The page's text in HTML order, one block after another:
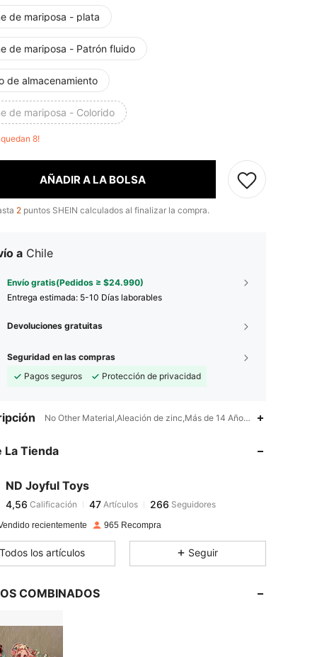
de mariposa - plata
de mariposa - Patrón fluido
de almacenamiento
de mariposa - Colorido
quedan 8!
AÑADIR A LA BOLSA
2 puntos SHEIN calculados al finalizar la compra.
a Chile
Envío gratis(Pedidos ≥ $24.990)
Entrega estimada: 5-10 Días laborables
Devoluciones gratuitas
Seguridad en las compras
Pagos seguros
Protección de privacidad
No Other Material,Aleación de zinc,Más de 14 Años,Mayores de 18
La Tienda
ND Joyful Toys
4,56 266
4,56
a***lpagó Hace 1 día
4,56 47 266
4,56
recientemente 965 Recompra
Todos los artículos Seguir
COMBINADOS